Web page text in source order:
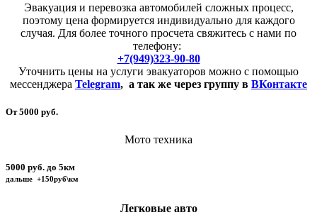
Эвакуация и перевозка автомобилей сложных процесс,
поэтому цена формируется индивидуально для каждого
случая. Для более точного просчета свяжитесь с нами по
телефону:
+7(949)323-90-80
Уточнить цены на услуги эвакуаторов можно с помощью
мессенджера Telegram, а так же через группу в ВКонтакте
От 5000 руб.
Мото техника
5000 руб. до 5км
дальше +150руб\км
Легковые авто